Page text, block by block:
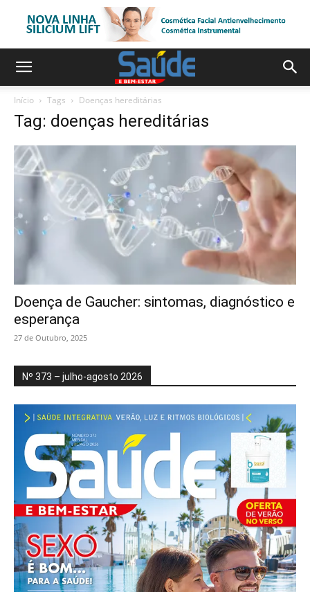
Início Tags Doenças hereditárias
Tag: doenças hereditárias
Doença de Gaucher: sintomas, diagnóstico e
esperança
27 de Outubro, 2025
Nº 373 – julho-agosto 2026